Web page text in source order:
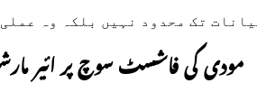
تک محدود نہیں بلکہ وہ
مودی کی فاشسٹ سوچ پر ائیر